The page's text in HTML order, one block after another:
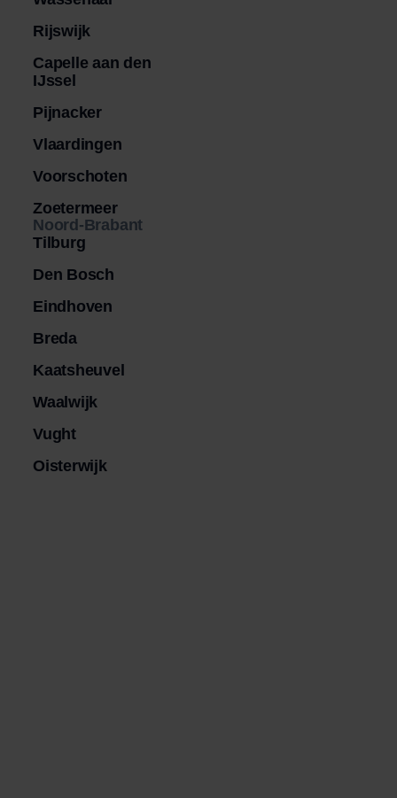
Rijswijk
Capelle aan den
IJssel
Pijnacker
Vlaardingen
Voorschoten
Zoetermeer
Noord-Brabant
Tilburg
Den Bosch
Eindhoven
Breda
Kaatsheuvel
Waalwijk
Vught
Oisterwijk